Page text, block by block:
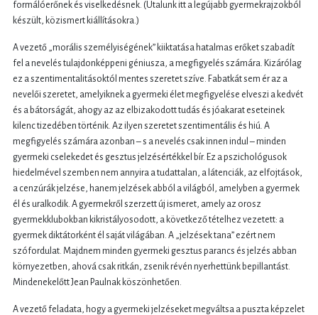
formálóerőnek és viselkedésnek. (Utalunk itt a legújabb gyermekrajzokból
készült, közismert kiállításokra.)
A vezető „morális személyiségének” kiiktatása hatalmas erőket szabadít
fel a nevelés tulajdonképpeni géniusza, a megfigyelés számára. Kizárólag
ez a szentimentalitásoktól mentes szeretet szíve. Fabatkát sem ér az a
nevelői szeretet, amelyiknek a gyermeki élet megfigyelése elveszi a kedvét
és a bátorságát, ahogy az az elbizakodott tudás és jóakarat eseteinek
kilenc tizedében történik. Az ilyen szeretet szentimentális és hiú. A
megfigyelés számára azonban – s a nevelés csak innen indul – minden
gyermeki cselekedet és gesztus jelzésértékkel bír. Ez a pszichológusok
hiedelmével szemben nem annyira a tudattalan, a látenciák, az elfojtások,
a cenzúrák jelzése, hanem jelzések abból a világból, amelyben a gyermek
él és uralkodik. A gyermekről szerzett új ismeret, amely az orosz
gyermekklubokban kikristályosodott, a következő tételhez vezetett: a
gyermek diktátorként él saját világában. A „jelzések tana” ezért nem
szófordulat. Majdnem minden gyermeki gesztus parancs és jelzés abban
környezetben, ahová csak ritkán, zsenik révén nyerhettünk bepillantást.
Mindenekelőtt Jean Paulnak köszönhetően.
A vezető feladata, hogy a gyermeki jelzéseket megváltsa a puszta képzelet